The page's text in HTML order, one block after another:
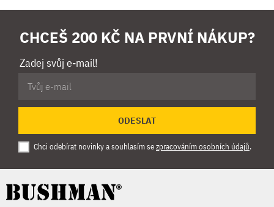
CHCEŠ 200 KČ NA PRVNÍ NÁKUP?
Zadej svůj e-mail!
ODESLAT
Chci odebírat novinky a souhlasím sezpracováním osobních údajů.